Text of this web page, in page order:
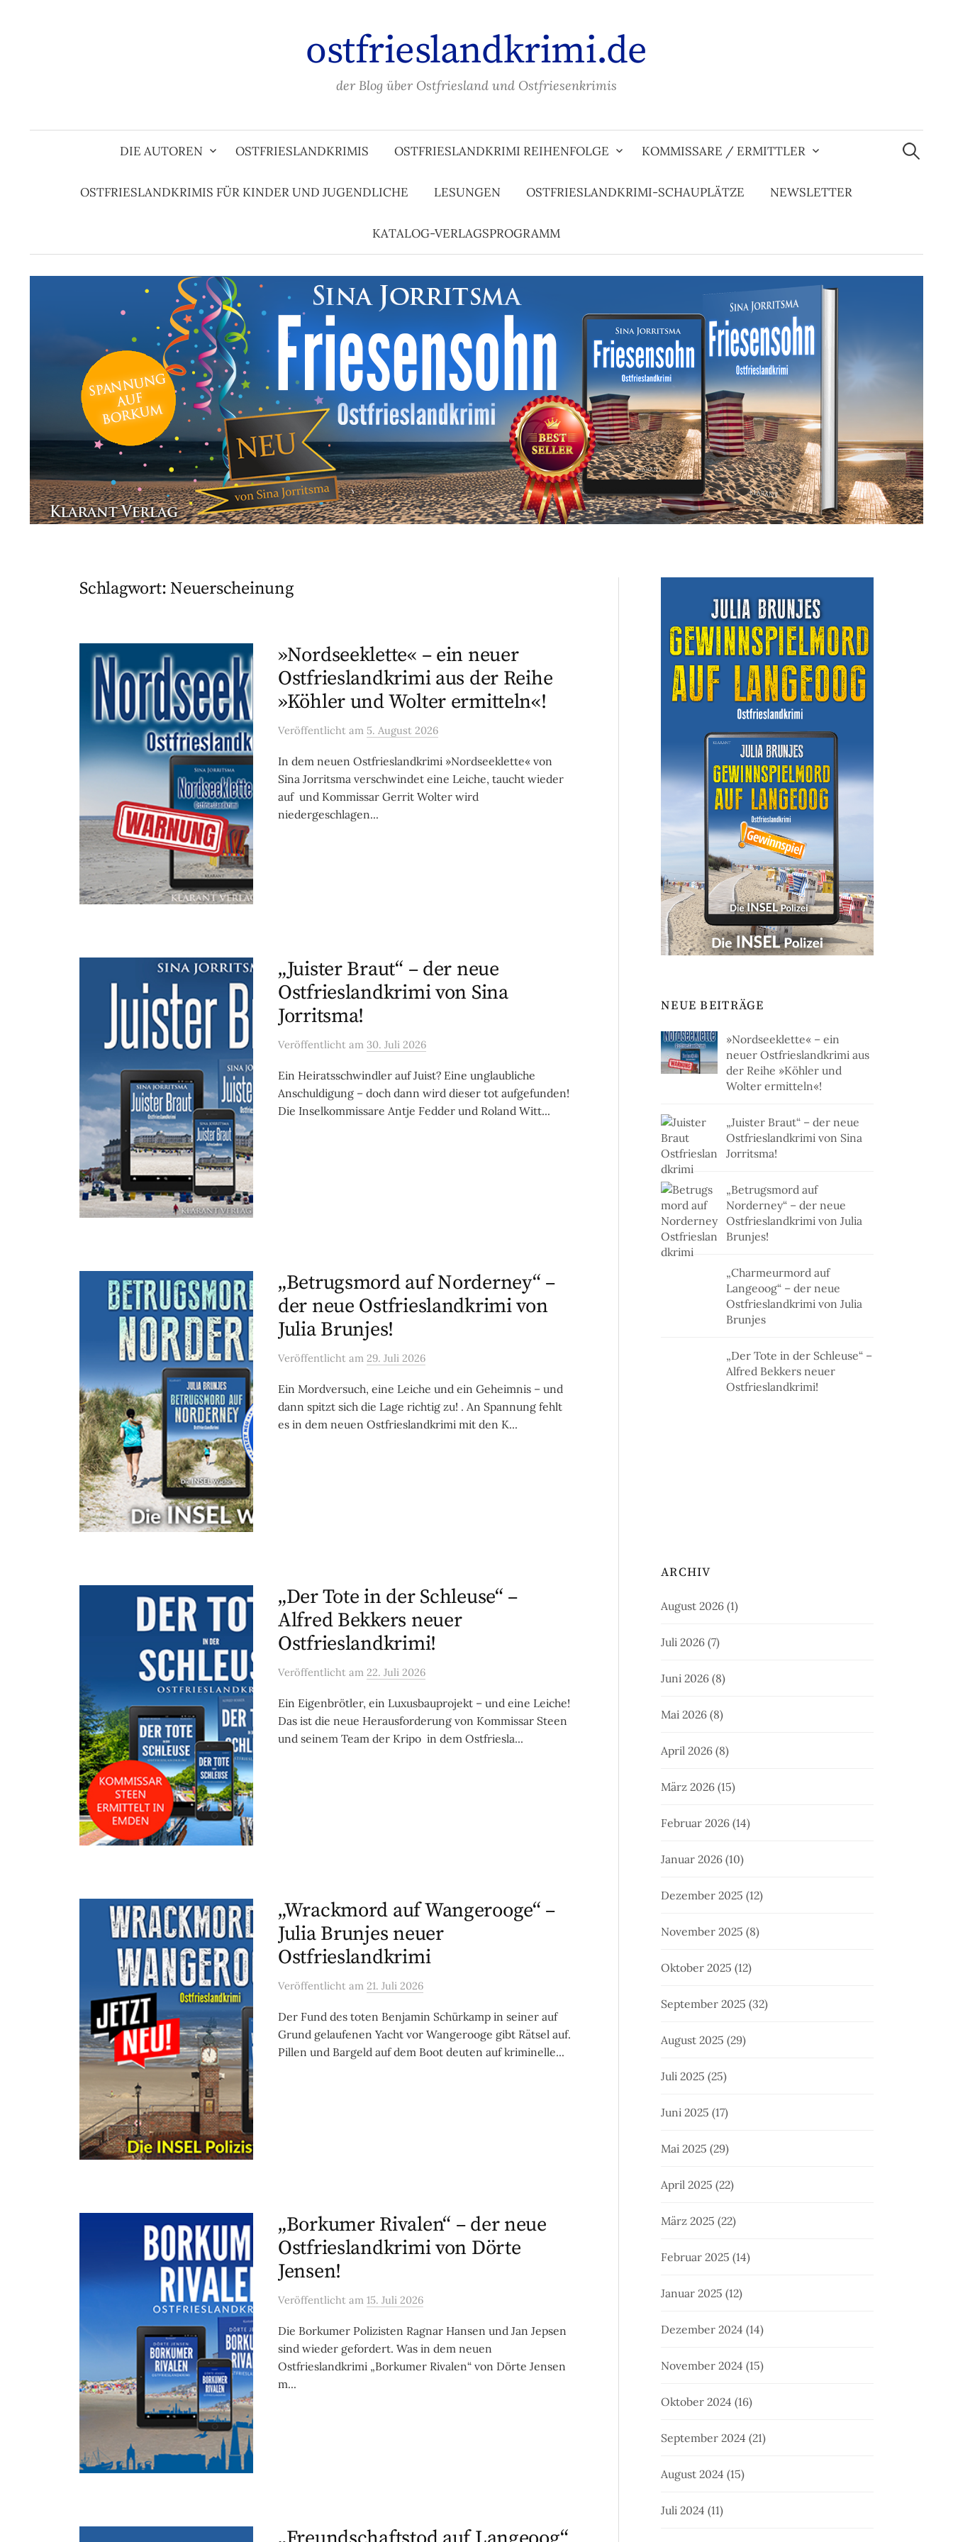
ostfrieslandkrimi.de
der Blog über Ostfriesland und Ostfriesenkrimis
DIE AUTOREN OSTFRIESLANDKRIMIS OSTFRIESLANDKRIMI REIHENFOLGE KOMMISSARE / ERMITTLER
OSTFRIESLANDKRIMIS FÜR KINDER UND JUGENDLICHE LESUNGEN OSTFRIESLANDKRIMI-SCHAUPLÄTZE NEWSLETTER
KATALOG-VERLAGSPROGRAMM
Suchen
nach:
Schlagwort: Neuerscheinung
»Nordseeklette« – ein neuer
Ostfrieslandkrimi aus der Reihe
»Köhler und Wolter ermitteln«!
Veröffentlicht am 5. August 2026
In dem neuen Ostfrieslandkrimi »Nordseeklette« von
Sina Jorritsma verschwindet eine Leiche, taucht wieder
auf und Kommissar Gerrit Wolter wird
niedergeschlagen...
„Juister Braut“ – der neue
Ostfrieslandkrimi von Sina
Jorritsma!
Veröffentlicht am 30. Juli 2026
Ein Heiratsschwindler auf Juist? Eine unglaubliche
Anschuldigung – doch dann wird dieser tot aufgefunden!
Die Inselkommissare Antje Fedder und Roland Witt...
„Betrugsmord auf Norderney“ –
der neue Ostfrieslandkrimi von
Julia Brunjes!
Veröffentlicht am 29. Juli 2026
Ein Mordversuch, eine Leiche und ein Geheimnis – und
dann spitzt sich die Lage richtig zu! . An Spannung fehlt
es in dem neuen Ostfrieslandkrimi mit den K...
„Der Tote in der Schleuse“ –
Alfred Bekkers neuer
Ostfrieslandkrimi!
Veröffentlicht am 22. Juli 2026
Ein Eigenbrötler, ein Luxusbauprojekt – und eine Leiche!
Das ist die neue Herausforderung von Kommissar Steen
und seinem Team der Kripo in dem Ostfriesla...
„Wrackmord auf Wangerooge“ –
Julia Brunjes neuer
Ostfrieslandkrimi
Veröffentlicht am 21. Juli 2026
Der Fund des toten Benjamin Schürkamp in seiner auf
Grund gelaufenen Yacht vor Wangerooge gibt Rätsel auf.
Pillen und Bargeld auf dem Boot deuten auf kriminelle...
„Borkumer Rivalen“ – der neue
Ostfrieslandkrimi von Dörte
Jensen!
Veröffentlicht am 15. Juli 2026
Die Borkumer Polizisten Ragnar Hansen und Jan Jepsen
sind wieder gefordert. Was in dem neuen
Ostfrieslandkrimi „Borkumer Rivalen“ von Dörte Jensen
m...
NEUE BEITRÄGE
»Nordseeklette« – ein
neuer Ostfrieslandkrimi aus
der Reihe »Köhler und
Wolter ermitteln«!
„Juister Braut“ – der neue
Ostfrieslandkrimi von Sina
Jorritsma!
„Betrugsmord auf
Norderney“ – der neue
Ostfrieslandkrimi von Julia
Brunjes!
„Charmeurmord auf
Langeoog“ – der neue
Ostfrieslandkrimi von Julia
Brunjes
„Der Tote in der Schleuse“ –
Alfred Bekkers neuer
Ostfrieslandkrimi!
ARCHIV
August 2026 (1)
Juli 2026 (7)
Juni 2026 (8)
Mai 2026 (8)
April 2026 (8)
März 2026 (15)
Februar 2026 (14)
Januar 2026 (10)
Dezember 2025 (12)
November 2025 (8)
Oktober 2025 (12)
September 2025 (32)
August 2025 (29)
Juli 2025 (25)
Juni 2025 (17)
Mai 2025 (29)
April 2025 (22)
März 2025 (22)
Februar 2025 (14)
Januar 2025 (12)
Dezember 2024 (14)
November 2024 (15)
Oktober 2024 (16)
September 2024 (21)
August 2024 (15)
Juli 2024 (11)